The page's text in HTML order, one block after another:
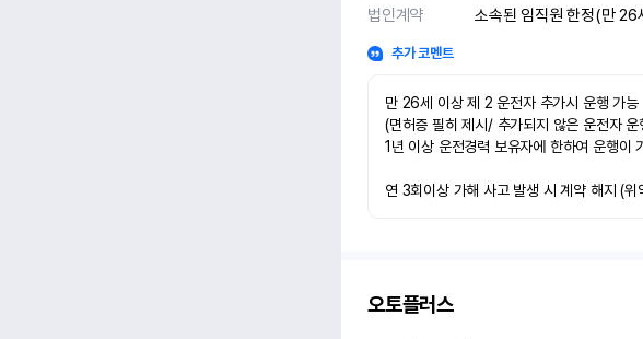
법인계약
소속된 임직원 한정(만 26
추가 코멘트
만 26세 이상 제 2 운전자 추가시 운행 가능
(면허증 필히 제시/ 추가되지 않은 운전자 운
1년 이상 운전경력 보유자에 한하여 운행이
연 3회이상 가해 사고 발생 시 계약 해지 (위
오토플러스